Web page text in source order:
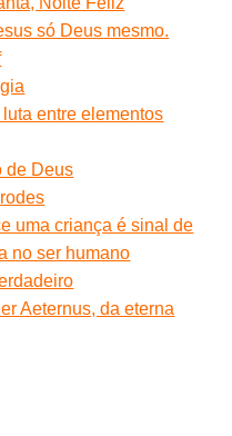
só Deus mesmo.
entre elementos
de Deus
uma criança é sinal de
no ser humano
Aeternus, da eterna